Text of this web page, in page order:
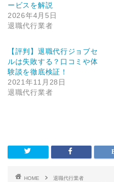
ービスを解説
2026年4月5日
退職代行業者
【評判】退職代行ジョブセ
ルは失敗する？口コミや体
験談を徹底検証！
2021年11月28日
退職代行業者
HOME
退職代行業者